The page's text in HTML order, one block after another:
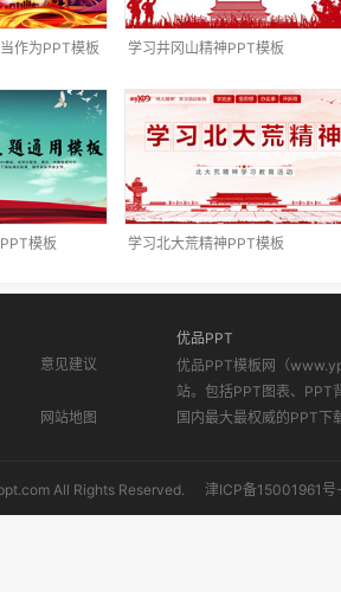
作为PPT模板 学习井冈山精神PPT模板
模板 学习北大荒精神PPT模板
意见建议
网站地图
优品PPT
优品PPT模板网（
站。包括PPT图表、PPT
国内最大最权威的PPT下
All Rights Reserved. 津ICP备15001961号